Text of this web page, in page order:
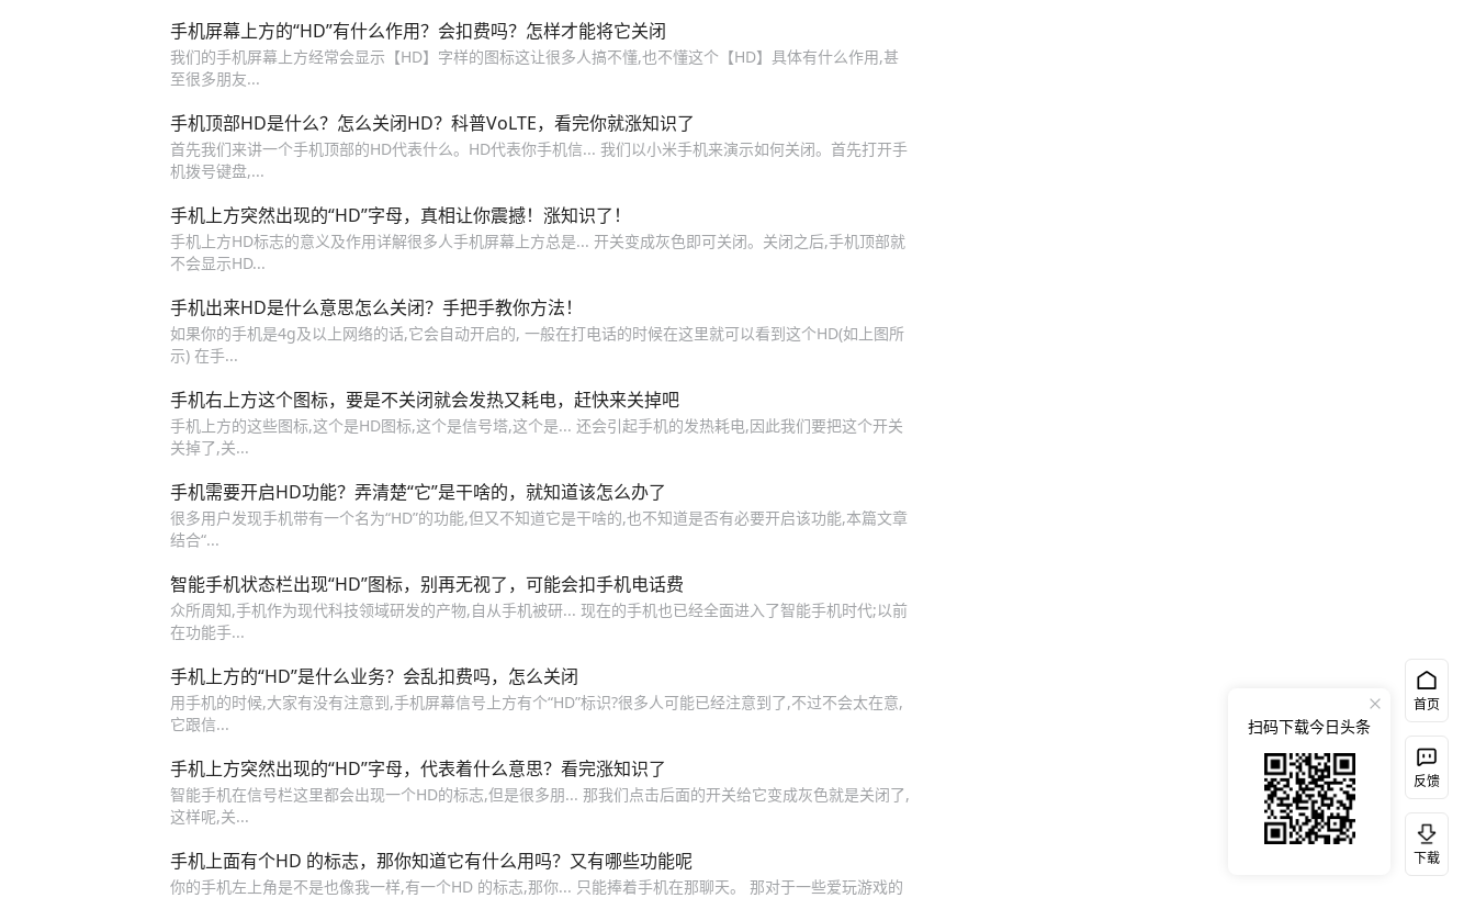
手机屏幕上方的“HD”有什么作用？会扣费吗？怎样才能将它关闭
我们的手机屏幕上方经常会显示【HD】字样的图标这让很多人搞不懂,也不懂这个【HD】具体有什么作用,甚
至很多朋友...
手机顶部HD是什么？怎么关闭HD？科普VoLTE，看完你就涨知识了
首先我们来讲一个手机顶部的HD代表什么。HD代表你手机信... 我们以小米手机来演示如何关闭。首先打开手
机拨号键盘,...
手机上方突然出现的“HD”字母，真相让你震撼！涨知识了！
手机上方HD标志的意义及作用详解很多人手机屏幕上方总是... 开关变成灰色即可关闭。关闭之后,手机顶部就
不会显示HD...
手机出来HD是什么意思怎么关闭？手把手教你方法！
如果你的手机是4g及以上网络的话,它会自动开启的, 一般在打电话的时候在这里就可以看到这个HD(如上图所
示) 在手...
手机右上方这个图标，要是不关闭就会发热又耗电，赶快来关掉吧
手机上方的这些图标,这个是HD图标,这个是信号塔,这个是... 还会引起手机的发热耗电,因此我们要把这个开关
关掉了,关...
手机需要开启HD功能？弄清楚“它”是干啥的，就知道该怎么办了
很多用户发现手机带有一个名为“HD”的功能,但又不知道它是干啥的,也不知道是否有必要开启该功能,本篇文章
结合“...
智能手机状态栏出现“HD”图标，别再无视了，可能会扣手机电话费
众所周知,手机作为现代科技领域研发的产物,自从手机被研... 现在的手机也已经全面进入了智能手机时代;以前
在功能手...
手机上方的“HD”是什么业务？会乱扣费吗，怎么关闭
用手机的时候,大家有没有注意到,手机屏幕信号上方有个“HD”标识?很多人可能已经注意到了,不过不会太在意,
它跟信...
手机上方突然出现的“HD”字母，代表着什么意思？看完涨知识了
智能手机在信号栏这里都会出现一个HD的标志,但是很多朋... 那我们点击后面的开关给它变成灰色就是关闭了,
这样呢,关...
手机上面有个HD 的标志，那你知道它有什么用吗？又有哪些功能呢
你的手机左上角是不是也像我一样,有一个HD 的标志,那你... 只能捧着手机在那聊天。 那对于一些爱玩游戏的
首页
反馈
下载
扫码下载今日头条